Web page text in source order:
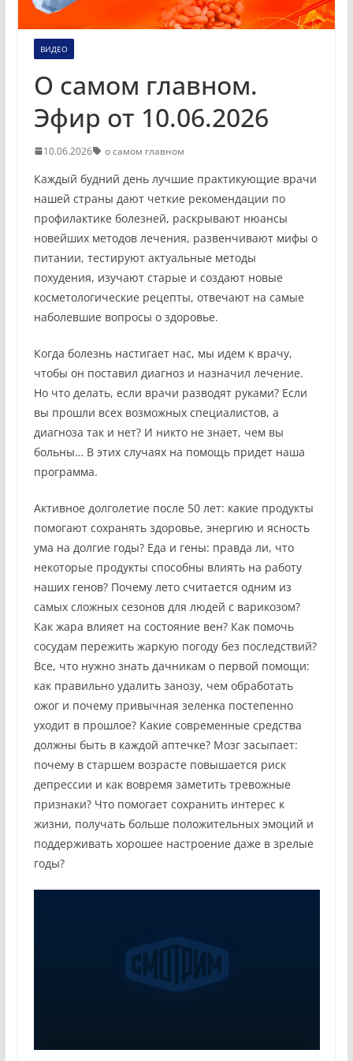
ВИДЕО
О самом главном.
Эфир от 10.06.2026
10.06.2026 о самом главном
Каждый будний день лучшие практикующие врачи
нашей страны дают четкие рекомендации по
профилактике болезней, раскрывают нюансы
новейших методов лечения, развенчивают мифы о
питании, тестируют актуальные методы
похудения, изучают старые и создают новые
косметологические рецепты, отвечают на самые
наболевшие вопросы о здоровье.
Когда болезнь настигает нас, мы идем к врачу,
чтобы он поставил диагноз и назначил лечение.
Но что делать, если врачи разводят руками? Если
вы прошли всех возможных специалистов, а
диагноза так и нет? И никто не знает, чем вы
больны… В этих случаях на помощь придет наша
программа.
Активное долголетие после 50 лет: какие продукты
помогают сохранять здоровье, энергию и ясность
ума на долгие годы? Еда и гены: правда ли, что
некоторые продукты способны влиять на работу
наших генов? Почему лето считается одним из
самых сложных сезонов для людей с варикозом?
Как жара влияет на состояние вен? Как помочь
сосудам пережить жаркую погоду без последствий?
Все, что нужно знать дачникам о первой помощи:
как правильно удалить занозу, чем обработать
ожог и почему привычная зеленка постепенно
уходит в прошлое? Какие современные средства
должны быть в каждой аптечке? Мозг засыпает:
почему в старшем возрасте повышается риск
депрессии и как вовремя заметить тревожные
признаки? Что помогает сохранить интерес к
жизни, получать больше положительных эмоций и
поддерживать хорошее настроение даже в зрелые
годы?